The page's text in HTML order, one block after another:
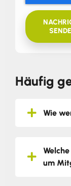
Häufig
Wie
um